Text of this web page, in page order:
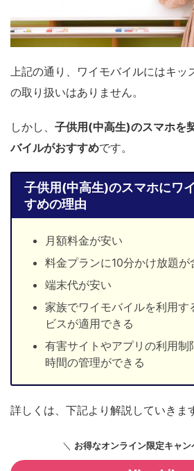
上記の通り、ワイモバイルにはキッ
の取り扱いはありません。
しかし、 子供用(中高生)のスマホを
バイルがおすすめです。
子供用(中高生)のスマホにワ
すめの理由
月額料金が安い
料金プランに10分かけ放題が
端末代が安い
家族でワイモバイルを利用す
ビスが適用できる
有害サイトやアプリの利用制
時間の管理ができる
詳しくは、下記より解説していきま
＼ お得なオンライン限定キャン